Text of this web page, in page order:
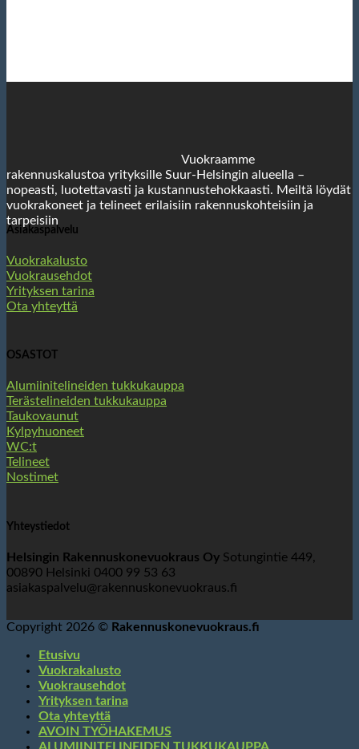
Vuokraamme
rakennuskalustoa yrityksille Suur-Helsingin alueella –
nopeasti, luotettavasti ja kustannustehokkaasti. Meiltä löydät
vuokrakoneet ja telineet erilaisiin rakennuskohteisiin ja
tarpeisiin
Asiakaspalvelu
Vuokrakalusto
Vuokrausehdot
Yrityksen tarina
Ota yhteyttä
OSASTOT
Alumiinitelineiden tukkukauppa
Terästelineiden tukkukauppa
Taukovaunut
Kylpyhuoneet
WC:t
Telineet
Nostimet
Yhteystiedot
Helsingin Rakennuskonevuokraus Oy Sotungintie 449,
00890 Helsinki 0400 99 53 63
asiakaspalvelu@rakennuskonevuokraus.fi
Copyright 2026 © Rakennuskonevuokraus.fi
Etusivu
Vuokrakalusto
Vuokrausehdot
Yrityksen tarina
Ota yhteyttä
AVOIN TYÖHAKEMUS
ALUMIINITELINEIDEN TUKKUKAUPPA